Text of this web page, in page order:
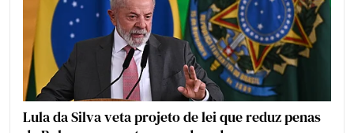
Lula da Silva veta projeto de lei que reduz penas